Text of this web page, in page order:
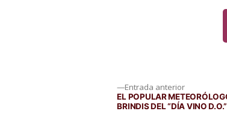
Entrada anteriorEntrada
anterior:
EL POPULAR
BRINDIS DEL “DÍA VINO